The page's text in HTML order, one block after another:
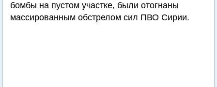
бомбы на пустом участке, были отогнаны
массированным обстрелом сил ПВО Сирии.